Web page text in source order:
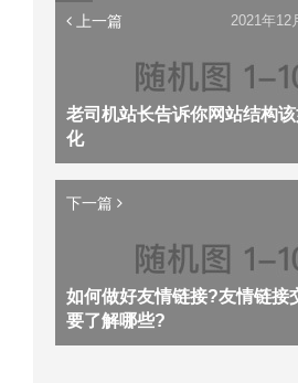
上一篇
老司机站长告诉你网站结构
化
2021年12
下一篇
如何做好友情链接?友情链接
要了解哪些?